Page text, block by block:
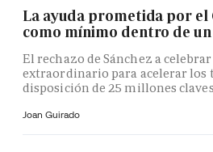
La ayuda prometida por el
como mínimo dentro de un
El rechazo de Sánchez a
extraordinario para acelerar los
disposición de 25 millones
Joan Guirado